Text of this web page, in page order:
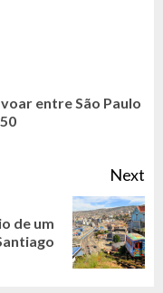
entre São Paulo
Next
de um